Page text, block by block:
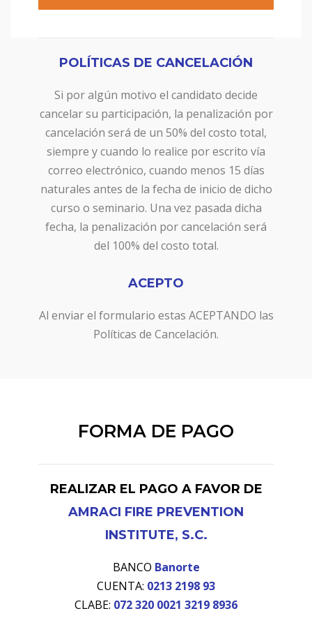
POLÍTICAS DE CANCELACIÓN
Si por algún motivo el candidato decide
cancelar su participación, la penalización por
cancelación será de un 50% del costo total,
siempre y cuando lo realice por escrito vía
correo electrónico, cuando menos 15 días
naturales antes de la fecha de inicio de dicho
curso o seminario. Una vez pasada dicha
fecha, la penalización por cancelación será
del 100% del costo total.
ACEPTO
Al enviar el formulario estas ACEPTANDO las
Políticas de Cancelación.
FORMA DE PAGO
REALIZAR EL PAGO A FAVOR DE
AMRACI FIRE PREVENTION
INSTITUTE, S.C.
BANCO Banorte
CUENTA: 0213 2198 93
CLABE: 072 320 0021 3219 8936